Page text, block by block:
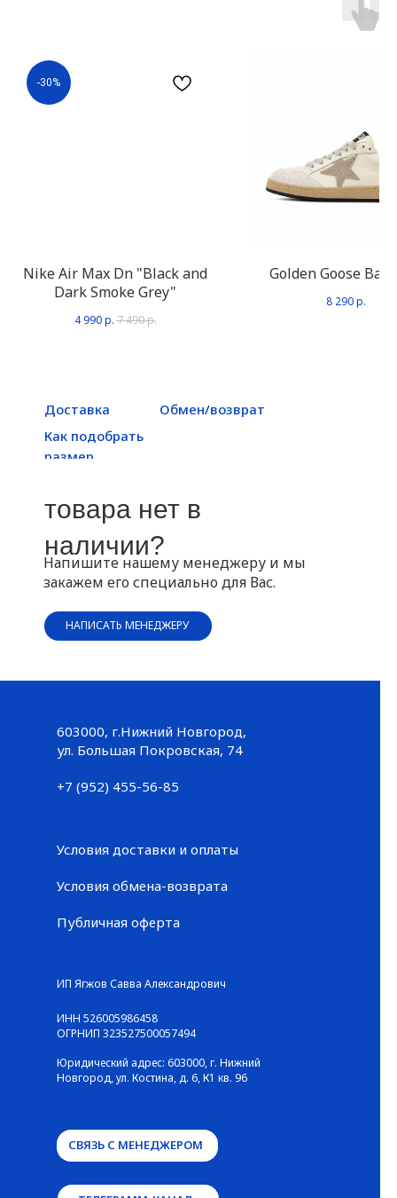
-30%
Nike Air Max Dn "Black and
Dark Smoke Grey"
4 990 р. 7 490р.
Golden Goose Ball
8 290 р.
Доставка
Обмен/возврат
Как подобрать
размер
товара нет в
наличии?
Напишите нашему менеджеру и мы
закажем его специально для Вас.
НАПИСАТЬ МЕНЕДЖЕРУ
Большая Покровская, 74
+7 (952) 455-56-85
603000, г.Нижний Новгород,
ул. Большая Покровская, 74
+7 (952) 455-56-85
Условия доставки и оплаты
Условия обмена-возврата
Публичная оферта
СВЯЗЬ С МЕНЕДЖЕРОМ
ИП Ягжов Савва Александрович
ИНН 526005986458
ОГРНИП 323527500057494
Юридический адрес: 603000, г. Нижний
Новгород, ул. Костина, д. 6, К1 кв. 96